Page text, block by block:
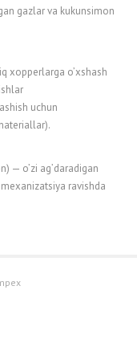
gazlar va kukunsimon
xopperlarga o’xshash
uchun
— o’zi ag’daradigan
ravishda